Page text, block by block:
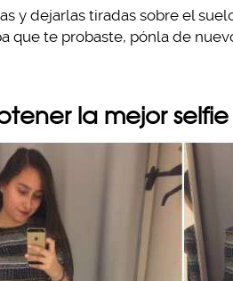
y dejarlas tiradas sobre el
que te probaste, pónla de
la mejor selfie